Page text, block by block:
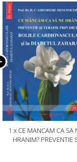
1 x CE MANCAM CA SA
HRANIM? PREVENTIE